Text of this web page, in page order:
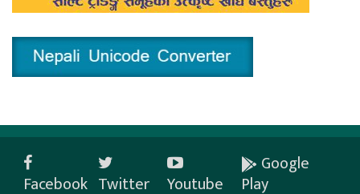
Facebook Twitter Youtube
Google
Play